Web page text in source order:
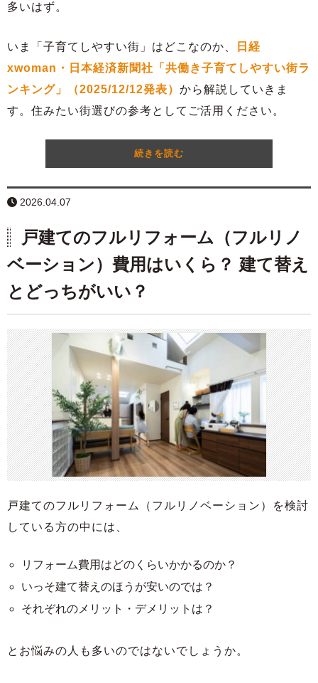
多いはず。
いま「子育てしやすい街」はどこなのか、
日経
xwoman ・日本経済新聞社「共働き子育てしやすい街ラ
ンキング」（2025/12/12発表） から解説していきま
す。住みたい街選びの参考としてご活用ください。
続きを読む
2026.04.07
戸建てのフルリフォーム（フルリノ
ベーション）費用はいくら？ 建て替え
とどっちがいい？
戸建てのフルリフォーム（フルリノベーション）を検討
している方の中には、
リフォーム費用はどのくらいかかるのか？
いっそ建て替えのほうが安いのでは？
それぞれのメリット・デメリットは？
とお悩みの人も多いのではないでしょうか。